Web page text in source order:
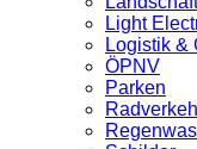
Light
Logistik &
ÖPNV
Parken